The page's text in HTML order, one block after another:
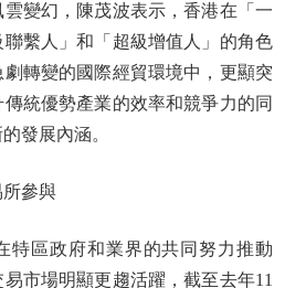
幻，陳茂波表示，香港在「一
繫人」和「超級增值人」的角色
轉變的國際經貿環境中，更顯突
統優勢產業的效率和競爭力的同
發展內涵。
參與
區政府和業界的共同努力推動
市場明顯更趨活躍，截至去年11